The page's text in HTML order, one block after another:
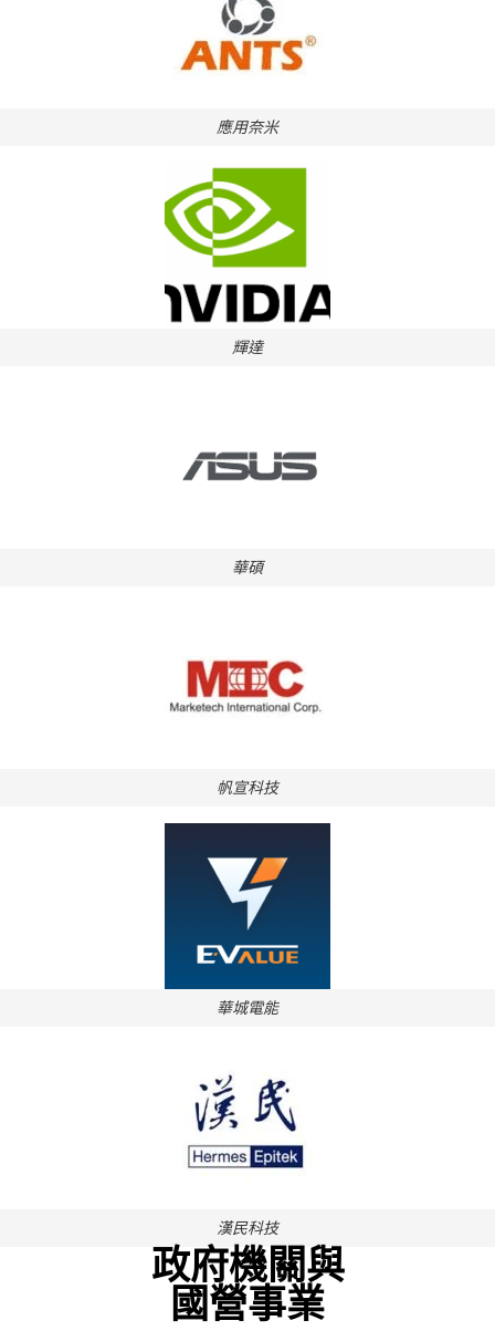
應用奈米
輝達
華碩
帆宣科技
華城電能
漢民科技
政府機關與
國營事業